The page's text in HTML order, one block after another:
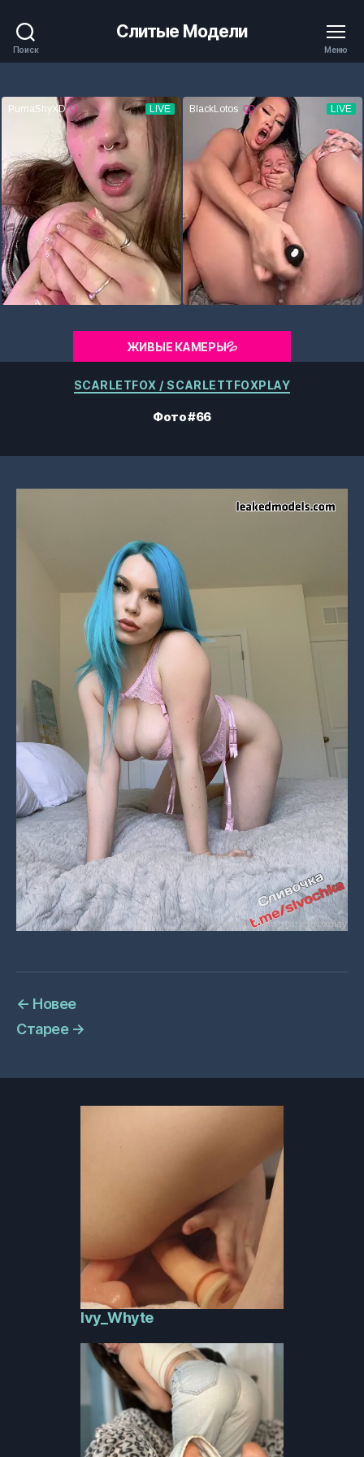
Поиск
Слитые Модели
Меню
ЖИВЫЕ КАМЕРЫ💦
Категории
SCARLETFOX / SCARLETTFOXPLAY
Фото #66
← Новее
Старее →
Ivy_Whyte